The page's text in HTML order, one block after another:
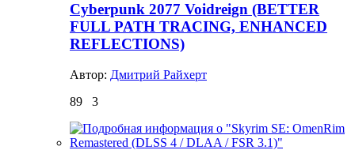
Cyberpunk 2077 Voidreign (BETTER
FULL PATH TRACING, ENHANCED
REFLECTIONS)
Автор: Дмитрий Райхерт
89
3